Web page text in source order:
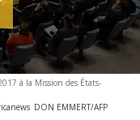
à la Mission des États-
DON EMMERT/AFP